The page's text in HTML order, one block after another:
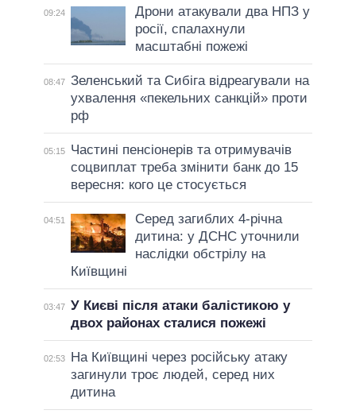
09:24
Дрони атакували два НПЗ у
росії, спалахнули
масштабні пожежі
08:47 Зеленський та Сибіга відреагували на
ухвалення «пекельних санкцій» проти
рф
05:15
Частині пенсіонерів та отримувачів
соцвиплат треба змінити банк до 15
вересня: кого це стосується
04:51
Серед загиблих 4-річна
дитина: у ДСНС уточнили
наслідки обстрілу на
Київщині
03:47 У Києві після атаки балістикою у
двох районах сталися пожежі
02:53
На Київщині через російську атаку
загинули троє людей, серед них
дитина